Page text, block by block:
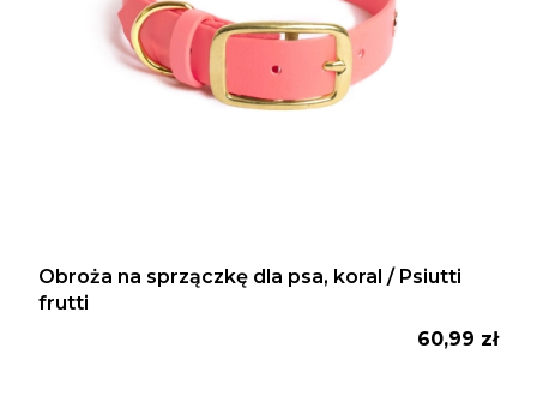
Obroża na sprzączkę dla psa, koral / Psiutti
frutti
Cena
60,99 zł